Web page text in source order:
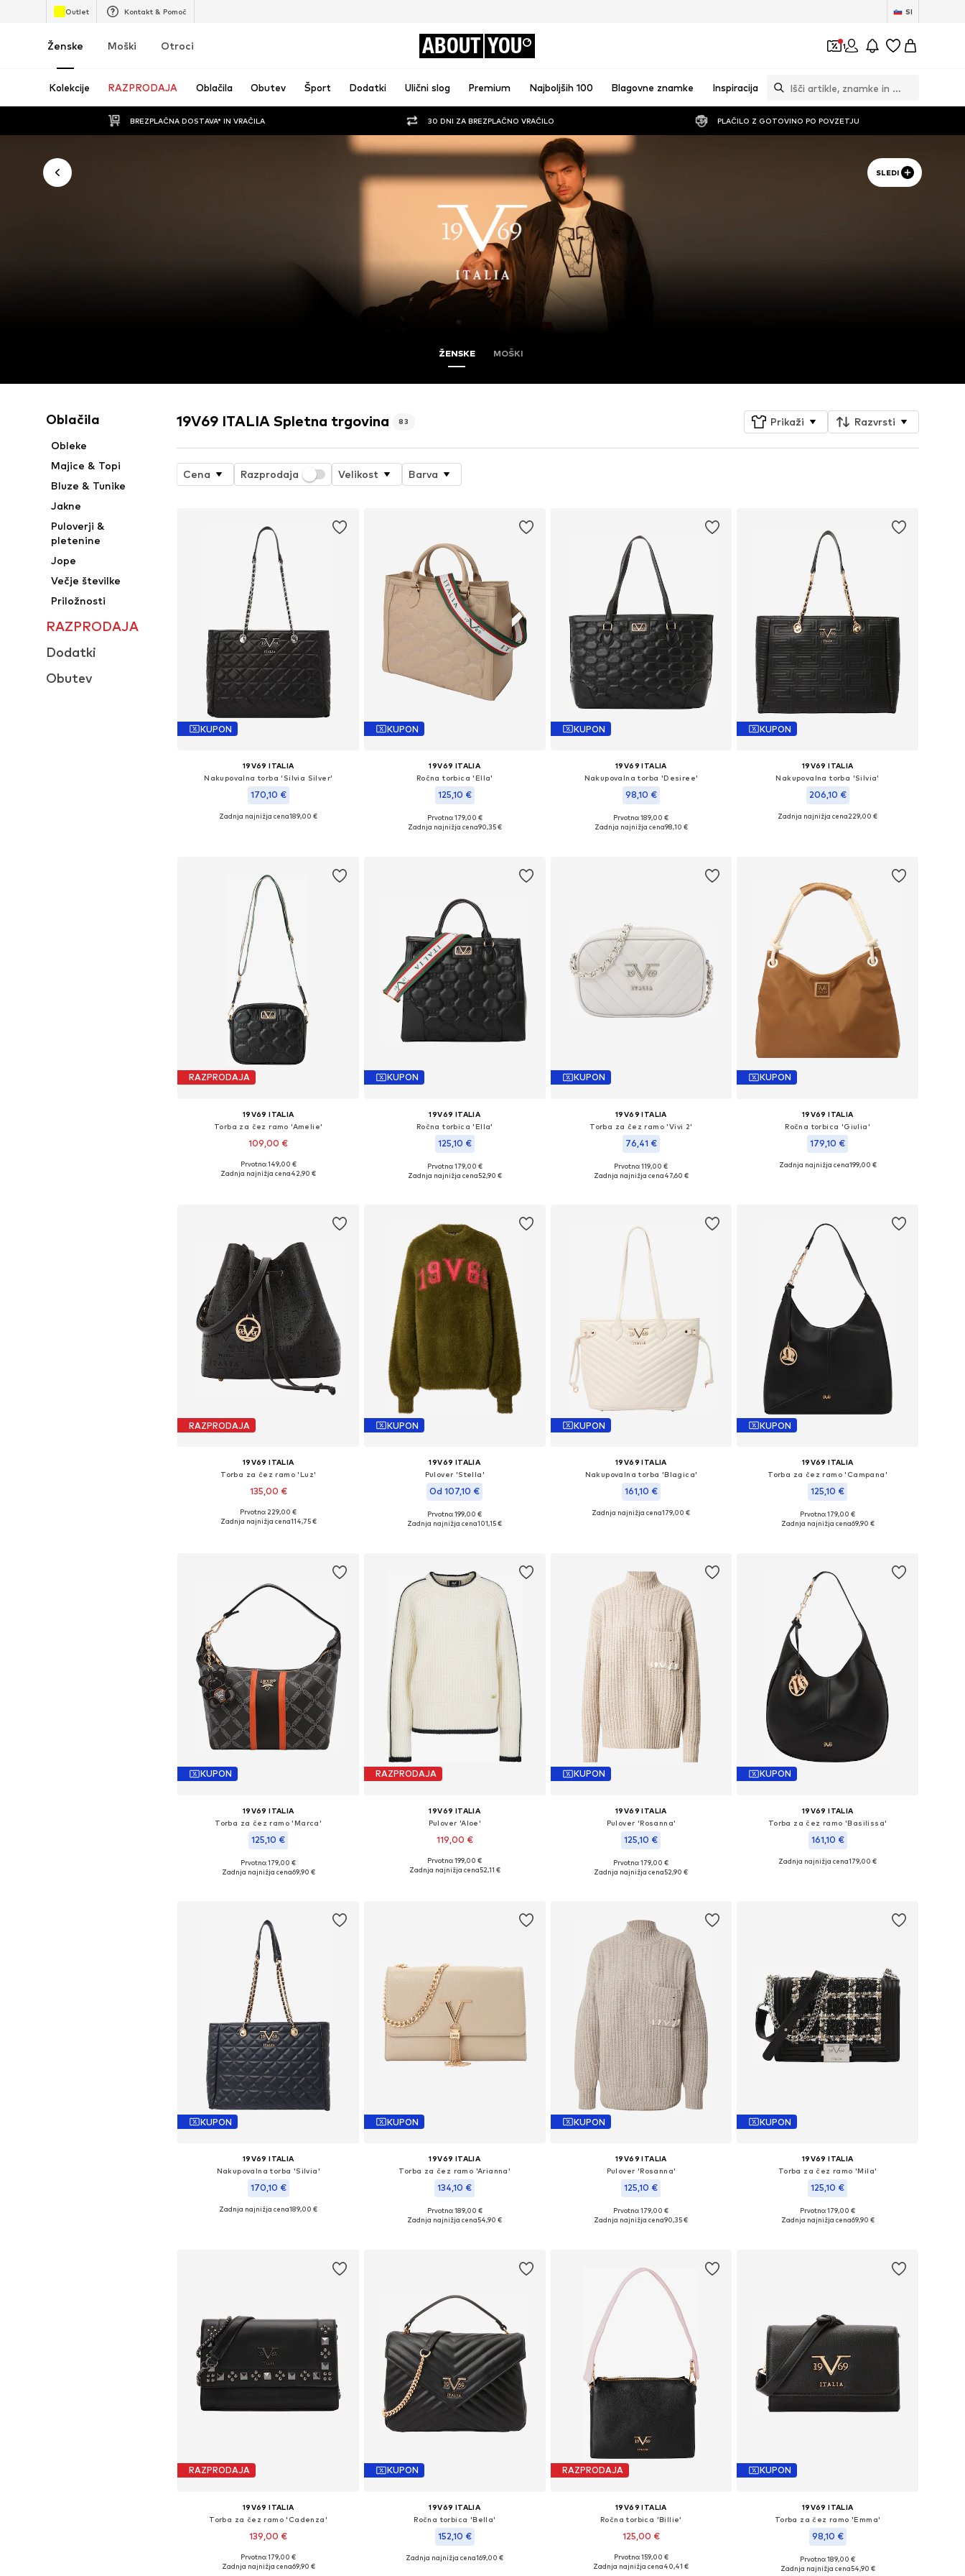
Outlet Kontakt & Pomoč SI
Ženske Moški Otroci ABOUT YOU 1
Kolekcije RAZPRODAJA Oblačila Obutev Šport Dodatki Ulični slog Premium Najboljših 100 Blagovne znamke Inspiracija
BREZPLAČNA DOSTAVA* IN VRAČILA 30 DNI ZA BREZPLAČNO VRAČILO PLAČILO Z GOTOVINO PO POVZETJU
SLEDI
ŽENSKE MOŠKI
Oblačila
Obleke
Majice & Topi
Bluze & Tunike
Jakne
Puloverji &
pletenine
Jope
Večje številke
Priložnosti
RAZPRODAJA
Dodatki
Obutev
19V69 ITALIA Spletna trgovina 83 Prikaži Razvrsti
Cena Razprodaja Velikost Barva
KUPON
19V69 ITALIA
Nakupovalna torba 'Silvia Silver'
170,10 €
Razpoložljive velikosti: One Size
Zadnja najnižja cena189,00 €
KUPON
19V69 ITALIA
Ročna torbica 'Ella'
125,10 €
Razpoložljive velikosti: One Size
Prvotno: 179,00 €
Zadnja najnižja cena90,35 €
KUPON
19V69 ITALIA
Nakupovalna torba 'Desiree'
98,10 €
Razpoložljive velikosti: One Size
Prvotno: 189,00 €
Zadnja najnižja cena98,10 €
KUPON
19V69 ITALIA
Nakupovalna torba 'Silvia'
206,10 €
Razpoložljive velikosti: One Size
Zadnja najnižja cena229,00 €
RAZPRODAJA
19V69 ITALIA
Torba za čez ramo 'Amelie'
109,00 €
Razpoložljive velikosti: One Size
Prvotno: 149,00 €
Zadnja najnižja cena42,90 €
KUPON
19V69 ITALIA
Ročna torbica 'Ella'
125,10 €
Razpoložljive velikosti: One Size
Prvotno: 179,00 €
Zadnja najnižja cena52,90 €
KUPON
19V69 ITALIA
Torba za čez ramo 'Vivi 2'
76,41 €
Razpoložljive velikosti: One Size
Prvotno: 119,00 €
Zadnja najnižja cena47,60 €
KUPON
19V69 ITALIA
Ročna torbica 'Giulia'
179,10 €
Razpoložljive velikosti: One Size
Zadnja najnižja cena199,00 €
RAZPRODAJA
19V69 ITALIA
Torba za čez ramo 'Luz'
135,00 €
Razpoložljive velikosti: One Size
Prvotno: 229,00 €
Zadnja najnižja cena114,75 €
KUPON
19V69 ITALIA
Pulover 'Stella'
Od 107,10 €
Razpoložljive velikosti: XS, S, M, L, XL
Prvotno: 199,00 €
Zadnja najnižja cena101,15 €
KUPON
19V69 ITALIA
Nakupovalna torba 'Blagica'
161,10 €
Razpoložljive velikosti: One Size
Zadnja najnižja cena179,00 €
KUPON
19V69 ITALIA
Torba za čez ramo 'Campana'
125,10 €
Razpoložljive velikosti: One Size
Prvotno: 179,00 €
Zadnja najnižja cena69,90 €
KUPON
19V69 ITALIA
Torba za čez ramo 'Marca'
125,10 €
Razpoložljive velikosti: One Size
Prvotno: 179,00 €
Zadnja najnižja cena69,90 €
RAZPRODAJA
19V69 ITALIA
Pulover 'Aloe'
119,00 €
Razpoložljive velikosti: XS, S, M, XL
Prvotno: 199,00 €
Zadnja najnižja cena52,11 €
KUPON
19V69 ITALIA
Pulover 'Rosanna'
125,10 €
Razpoložljive velikosti: XS, S, M, L, XL
Prvotno: 179,00 €
Zadnja najnižja cena52,90 €
KUPON
19V69 ITALIA
Torba za čez ramo 'Basilissa'
161,10 €
Razpoložljive velikosti: One Size
Zadnja najnižja cena179,00 €
KUPON
19V69 ITALIA
Nakupovalna torba 'Silvia'
170,10 €
Razpoložljive velikosti: One Size
Zadnja najnižja cena189,00 €
KUPON
19V69 ITALIA
Torba za čez ramo 'Arianna'
134,10 €
Razpoložljive velikosti: One Size
Prvotno: 189,00 €
Zadnja najnižja cena54,90 €
KUPON
19V69 ITALIA
Pulover 'Rosanna'
125,10 €
Razpoložljive velikosti: XS, S, M, L
Prvotno: 179,00 €
Zadnja najnižja cena90,35 €
KUPON
19V69 ITALIA
Torba za čez ramo 'Mila'
125,10 €
Razpoložljive velikosti: One Size
Prvotno: 179,00 €
Zadnja najnižja cena69,90 €
RAZPRODAJA
19V69 ITALIA
Torba za čez ramo 'Cadenza'
139,00 €
Razpoložljive velikosti: One Size
Prvotno: 179,00 €
Zadnja najnižja cena69,90 €
KUPON
19V69 ITALIA
Ročna torbica 'Bella'
152,10 €
Razpoložljive velikosti: One Size
Zadnja najnižja cena169,00 €
RAZPRODAJA
19V69 ITALIA
Ročna torbica 'Billie'
125,00 €
Razpoložljive velikosti: One Size
Prvotno: 159,00 €
Zadnja najnižja cena40,41 €
KUPON
19V69 ITALIA
Torba za čez ramo 'Emma'
98,10 €
Razpoložljive velikosti: One Size
Prvotno: 189,00 €
Zadnja najnižja cena54,90 €